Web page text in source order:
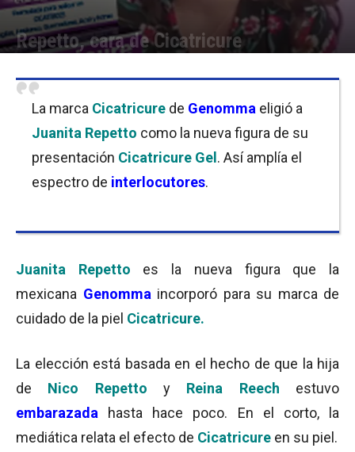
Repetto, cara de Cicatricure
La marca Cicatricure de Genomma eligió a
Juanita Repetto como la nueva figura de su
presentación Cicatricure Gel . Así amplía el
espectro de interlocutores.
Juanita Repetto
es la nueva figura que la
mexicana Genomma incorporó para su marca de
cuidado de la piel Cicatricure.
La elección está basada en el hecho de que la hija
de Nico Repetto y Reina Reech
estuvo
embarazada hasta hace poco. En el corto, la
mediática relata el efecto de Cicatricure en su piel.